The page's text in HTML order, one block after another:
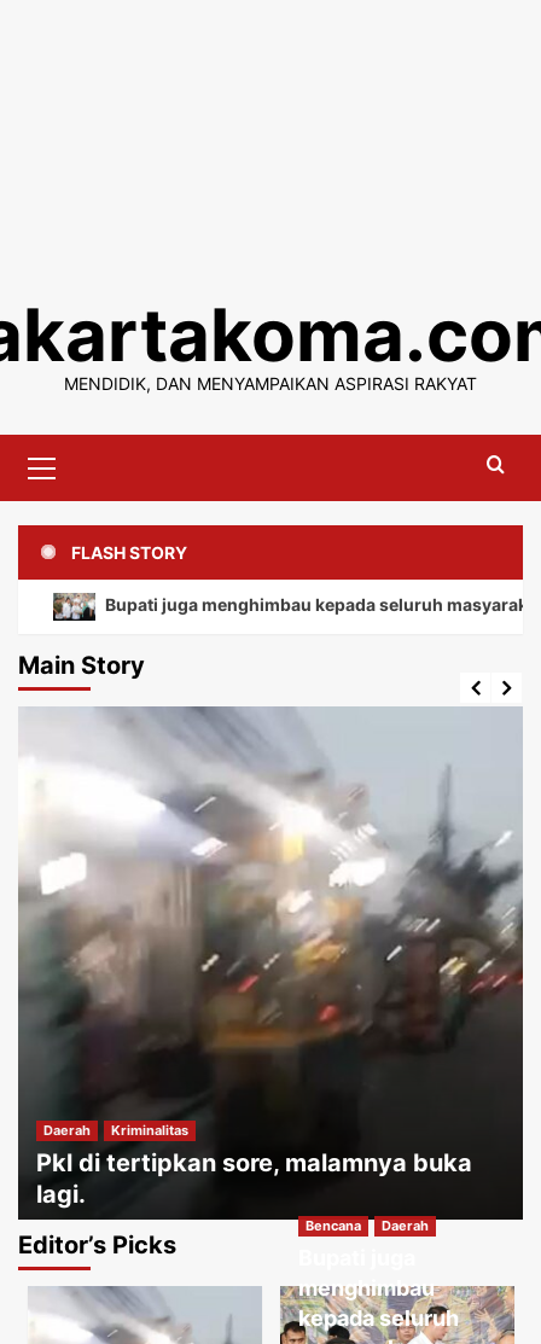
content
MENDIDIK, DAN MENYAMPAIKAN ASPIRASI RAKYAT
Menu
FLASH STORY
Bupati juga menghimbau kepada seluruh masyarakat agar
Main Story
Daerah Kriminalitas
Pkl di tertipkan sore, malamnya buka
lagi.
0
Editor’s Picks
Bencana Daerah
menghimbau
kepada seluruh
3
Permainan tradisional memiliki nilai
edukatif yang sangat tinggi.